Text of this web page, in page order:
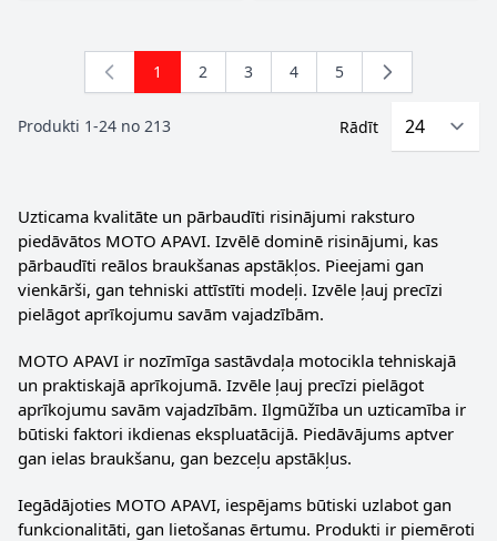
Produkti 1-24 no 213
You're currently reading page
1 Lapa
2 Lapa
3 Lapa
4 Lapa
5
Rādīt
Uzticama kvalitāte un pārbaudīti risinājumi raksturo
piedāvātos MOTO APAVI. Izvēlē dominē risinājumi, kas
pārbaudīti reālos braukšanas apstākļos. Pieejami gan
vienkārši, gan tehniski attīstīti modeļi. Izvēle ļauj precīzi
pielāgot aprīkojumu savām vajadzībām.
MOTO APAVI ir nozīmīga sastāvdaļa motocikla tehniskajā
un praktiskajā aprīkojumā. Izvēle ļauj precīzi pielāgot
aprīkojumu savām vajadzībām. Ilgmūžība un uzticamība ir
būtiski faktori ikdienas ekspluatācijā. Piedāvājums aptver
gan ielas braukšanu, gan bezceļu apstākļus.
Iegādājoties MOTO APAVI, iespējams būtiski uzlabot gan
funkcionalitāti, gan lietošanas ērtumu. Produkti ir piemēroti